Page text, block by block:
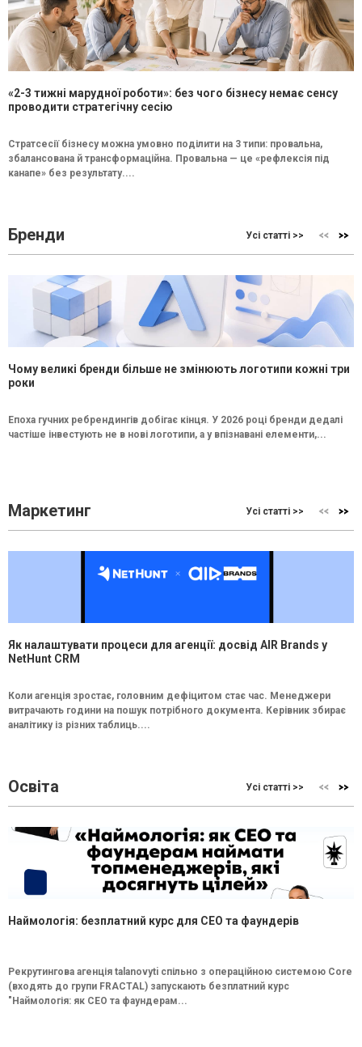
«2-3 тижні марудної роботи»: без чого бізнесу немає сенсу
проводити стратегічну сесію
Стратсесії бізнесу можна умовно поділити на 3 типи: провальна,
збалансована й трансформаційна. Провальна — це «рефлексія під
канапе» без результату....
Бренди Усі статті >>
Чому великі бренди більше не змінюють логотипи кожні три
роки
Епоха гучних ребрендингів добігає кінця. У 2026 році бренди дедалі
частіше інвестують не в нові логотипи, а у впізнавані елементи,...
Маркетинг Усі статті >>
Як налаштувати процеси для агенції: досвід AIR Brands у
NetHunt CRM
Коли агенція зростає, головним дефіцитом стає час. Менеджери
витрачають години на пошук потрібного документа. Керівник збирає
аналітику із різних таблиць....
Освіта Усі статті >>
Наймологія: безплатний курс для CEO та фаундерів
Рекрутингова агенція talanovyti спільно з операційною системою Core
(входять до групи FRACTAL) запускають безплатний курс
"Наймологія: як СEO та фаундерам...